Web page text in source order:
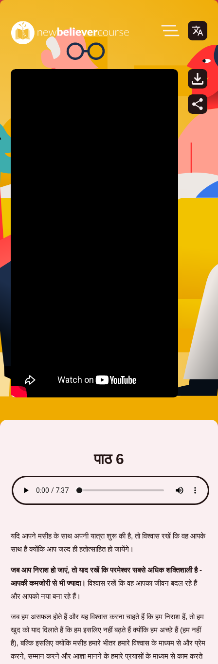
पाठ 6
यदि आपने मसीह के साथ अपनी यात्रा शुरू की है, तो विश्वास रखें कि वह आपके
साथ हैं क्योंकि आप जल्द ही हतोत्साहित हो जायेंगे।
जब आप निराश हो जाएं, तो याद रखें कि परमेश्वर सबसे अधिक शक्तिशाली है -
आपकी कमजोरी से भी ज्यादा। विश्वास रखें कि वह आपका जीवन बदल रहे हैं
और आपको नया बना रहे हैं।
जब हम असफल होते हैं और यह विश्वास करना चाहते हैं कि हम निराश हैं, तो हम
खुद को याद दिलाते हैं कि हम इसलिए नहीं बढ़ते हैं क्योंकि हम अच्छे हैं (हम नहीं
हैं), बल्कि इसलिए क्योंकि मसीह हमारे भीतर हमारे विश्वास के माध्यम से और प्रेम
करने, सम्मान करने और आज्ञा मानने के हमारे प्रयासों के माध्यम से काम करते